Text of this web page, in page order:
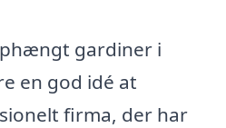
gardiner i
en god idé at
firma, der har